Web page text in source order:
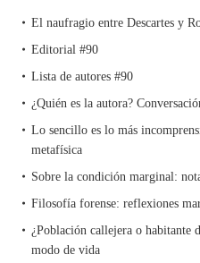
El naufragio entre Descartes y
Editorial #90
Lista de autores #90
¿Quién es la autora?
Lo sencillo es lo más
metafísica
Sobre la condición marginal:
Filosofía forense: reflexiones
¿Población callejera o habitante
modo de vida